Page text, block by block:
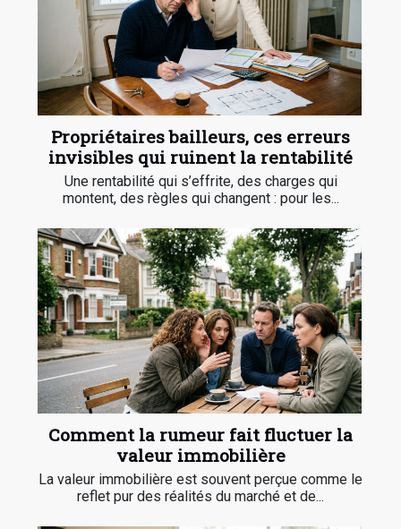
Propriétaires bailleurs, ces erreurs
invisibles qui ruinent la rentabilité
Une rentabilité qui s’effrite, des charges qui
montent, des règles qui changent : pour les...
Comment la rumeur fait fluctuer la
valeur immobilière
La valeur immobilière est souvent perçue comme le
reflet pur des réalités du marché et de...